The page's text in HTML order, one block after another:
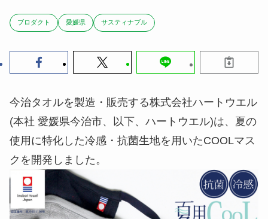
ブロダクト 愛媛県 サスティナブル
今治タオルを製造・販売する株式会社ハートウエル
(本社 愛媛県今治市、以下、ハートウエル)は、夏の
使用に特化した冷感・抗菌生地を用いたCOOLマス
クを開発しました。